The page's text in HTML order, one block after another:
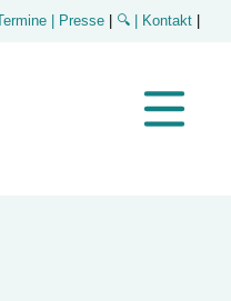
Termine | Presse 🔍 | Kontakt